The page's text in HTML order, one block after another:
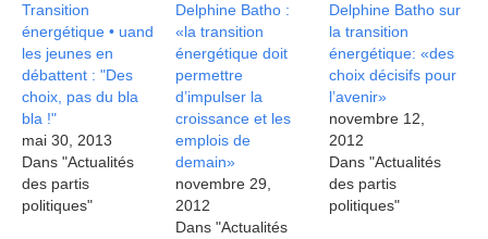
Transition
énergétique • uand
les jeunes en
débattent : "Des
choix, pas du bla
bla !"
mai 30, 2013
Dans "Actualités
des partis
politiques"
Delphine Batho :
«la transition
énergétique doit
permettre
d’impulser la
croissance et les
emplois de
demain»
novembre 29,
2012
Dans "Actualités
Delphine Batho sur
la transition
énergétique: «des
choix décisifs pour
l’avenir»
novembre 12,
2012
Dans "Actualités
des partis
politiques"